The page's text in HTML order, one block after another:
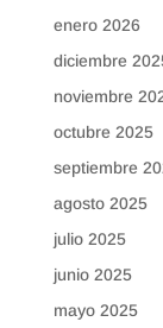
enero 2026
diciembre
noviembre
octubre 2025
septiembre
agosto 2025
julio 2025
junio 2025
mayo 2025